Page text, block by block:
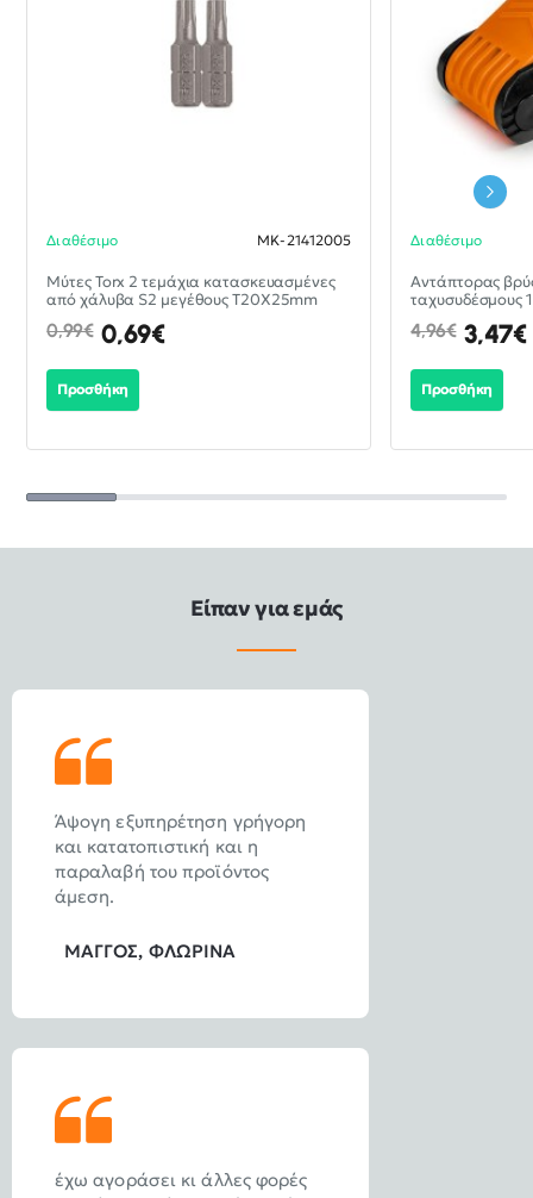
-30%
Διαθέσιμο MK-21412005
Mύτες Torx 2 τεμάχια κατασκευασμένες
από χάλυβα S2 μεγέθους T20X25mm
0,69€
0,99€
Προσθήκη
Διαθέσιμο
Aντάπτορας
ταχυσυδέσμους
3,47€
4,96€
Προσθήκη
Είπαν για εμάς
Άψογη εξυπηρέτηση γρήγορη
και κατατοπιστική και η
παραλαβή του προϊόντος
άμεση.
ΜΑΓΓΟΣ, ΦΛΩΡΙΝΑ
έχω αγοράσει κι άλλες φορές